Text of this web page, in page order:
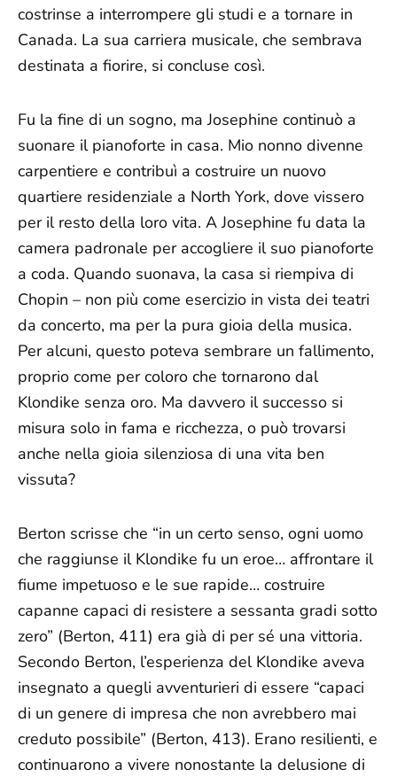
costrinse a interrompere gli studi e a tornare in
Canada. La sua carriera musicale, che sembrava
destinata a fiorire, si concluse così.
Fu la fine di un sogno, ma Josephine continuò a
suonare il pianoforte in casa. Mio nonno divenne
carpentiere e contribuì a costruire un nuovo
quartiere residenziale a North York, dove vissero
per il resto della loro vita. A Josephine fu data la
camera padronale per accogliere il suo pianoforte
a coda. Quando suonava, la casa si riempiva di
Chopin – non più come esercizio in vista dei teatri
da concerto, ma per la pura gioia della musica.
Per alcuni, questo poteva sembrare un fallimento,
proprio come per coloro che tornarono dal
Klondike senza oro. Ma davvero il successo si
misura solo in fama e ricchezza, o può trovarsi
anche nella gioia silenziosa di una vita ben
vissuta?
Berton scrisse che “in un certo senso, ogni uomo
che raggiunse il Klondike fu un eroe… affrontare il
fiume impetuoso e le sue rapide… costruire
capanne capaci di resistere a sessanta gradi sotto
zero” (Berton, 411) era già di per sé una vittoria.
Secondo Berton, l’esperienza del Klondike aveva
insegnato a quegli avventurieri di essere “capaci
di un genere di impresa che non avrebbero mai
creduto possibile” (Berton, 413). Erano resilienti, e
continuarono a vivere nonostante la delusione di